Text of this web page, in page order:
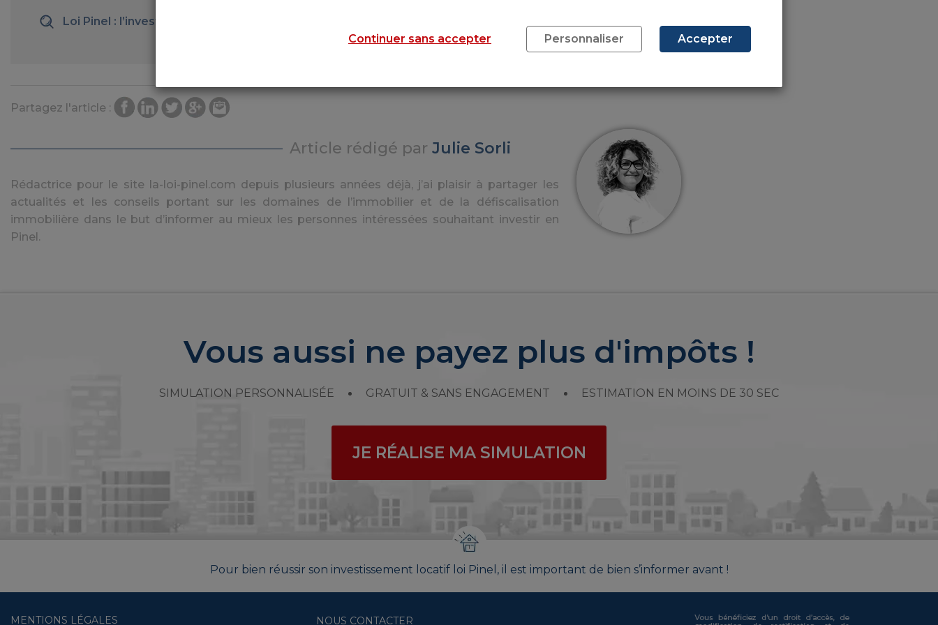
Loi Pinel : l’investissement en SCPI a la cote
budget
Partagez l'article :
Article rédigé parJulie Sorli
Rédactrice pour le site la-loi-pinel.com depuis plusieurs années déjà, j’ai plaisir à partager les
actualités et les conseils portant sur les domaines de l’immobilier et de la défiscalisation
immobilière dans le but d’informer au mieux les personnes intéressées souhaitant investir en
Pinel.
Vous aussi ne payez plus d'impôts !
SIMULATION PERSONNALISÉE GRATUIT & SANS ENGAGEMENT ESTIMATION EN MOINS DE 30 SEC
JE RÉALISE MA SIMULATION
Pour bien réussir son investissement locatif loi Pinel, il est important de bien s’informer avant !
MENTIONS LÉGALES NOUS CONTACTER
Continuer sans accepter Personnaliser Accepter